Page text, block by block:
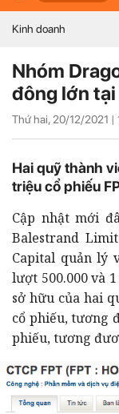
Kinh doanh
Nhóm
đông lớn tại
Thứ hai, 20/12/2021 |
Hai quỹ thành
triệu cổ phiếu
Cập nhật mới
Balestrand
Capital quản lý
lượt 500.000 và
sở hữu của hai
cổ phiếu, tương
phiếu, tương